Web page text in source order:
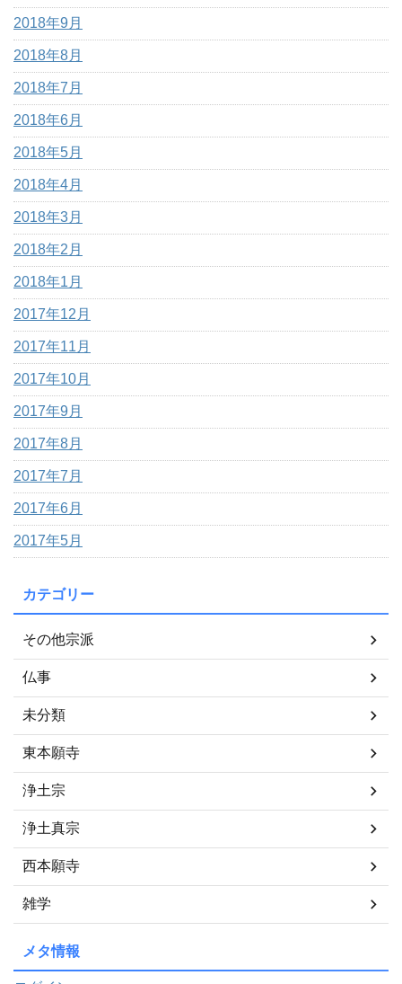
2018年9月
2018年8月
2018年7月
2018年6月
2018年5月
2018年4月
2018年3月
2018年2月
2018年1月
2017年12月
2017年11月
2017年10月
2017年9月
2017年8月
2017年7月
2017年6月
2017年5月
カテゴリー
その他宗派
仏事
未分類
東本願寺
浄土宗
浄土真宗
西本願寺
雑学
メタ情報